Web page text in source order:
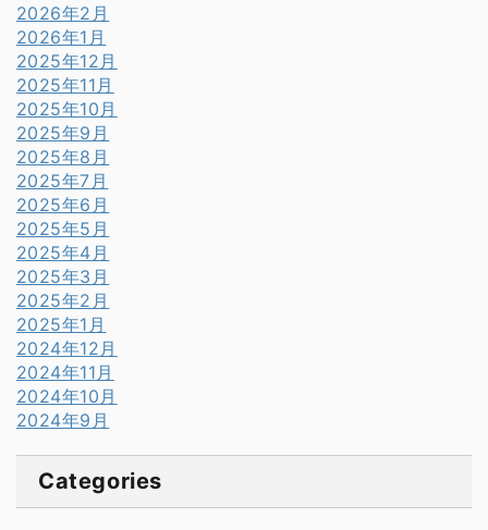
2026年2月
2026年1月
2025年12月
2025年11月
2025年10月
2025年9月
2025年8月
2025年7月
2025年6月
2025年5月
2025年4月
2025年3月
2025年2月
2025年1月
2024年12月
2024年11月
2024年10月
2024年9月
Categories